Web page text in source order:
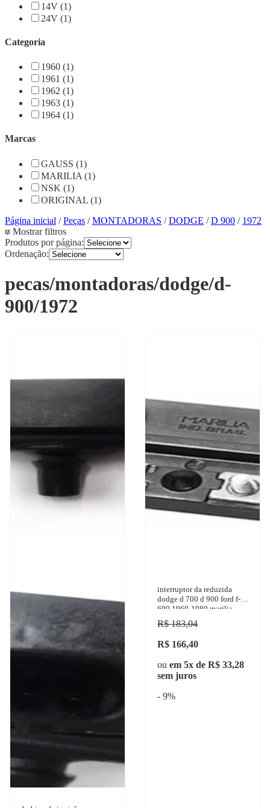
14V (1)
24V (1)
Categoria
1960 (1)
1961 (1)
1962 (1)
1963 (1)
1964 (1)
Marcas
GAUSS (1)
MARILIA (1)
NSK (1)
ORIGINAL (1)
Página inicial /Peças /MONTADORAS /DODGE /D 900 / 1972
Mostrar filtros
Produtos por página:
Ordenação:
pecas/montadoras/dodge/d-
900/1972
interruptor da reduzida
dodge d 700 d 900 ford f-
600 1960-1980 marilia -
im11110
R$ 183,04
R$ 166,40
ou em 5x de R$ 33,28
sem juros
- 9%